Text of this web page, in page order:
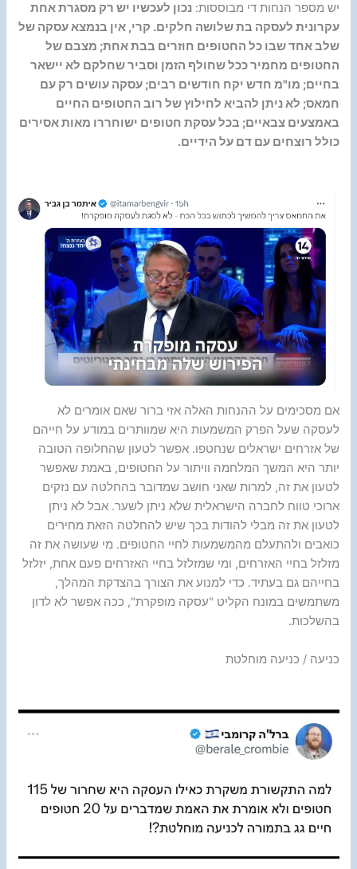
יש מספר הנחות די מבוססות:נכון לעכשיו יש רק מסגרת אחת
עקרונית לעסקה בת שלושה חלקים. קרי, אין בנמצא עסקה של
שלב אחד שבו כל החטופים חוזרים בבת אחת; מצבם של
החטופים מחמיר ככל שחולף הזמן וסביר שחלקם לא יישאר
בחיים; מו"מ חדש יקח חודשים רבים; עסקה עושים רק עם
חמאס; לא ניתן להביא לחילוץ של רוב החטופים החיים
באמצעים צבאיים; בכל עסקת חטופים ישוחררו מאות אסירים
כולל רוצחים עם דם על הידיים.
אם מסכימים על ההנחות האלה אזי ברור שאם אומרים לא
לעסקה שעל הפרק המשמעות היא שמוותרים במודע על חייהם
של אזרחים ישראלים שנחטפו. אפשר לטעון שהחלופה הטובה
יותר היא המשך המלחמה וויתור על החטופים, באמת שאפשר
לטעון את זה, למרות שאני חושב שמדובר בהחלטה עם נזקים
ארוכי טווח לחברה הישראלית שלא ניתן לשער. אבל לא ניתן
לטעון את זה מבלי להודות בכך שיש להחלטה הזאת מחירים
כואבים ולהתעלם מהמשמעות לחיי החטופים. מי שעושה את זה
מזלזל בחיי האזרחים, ומי שמזלזל בחיי האזרחים פעם אחת, יזלזל
בחייהם גם בעתיד. כדי למנוע את הצורך בהצדקת המהלך,
משתמשים במונח הקליט "עסקה מופקרת", ככה אפשר לא לדון
בהשלכות.
כניעה / כניעה מוחלטת